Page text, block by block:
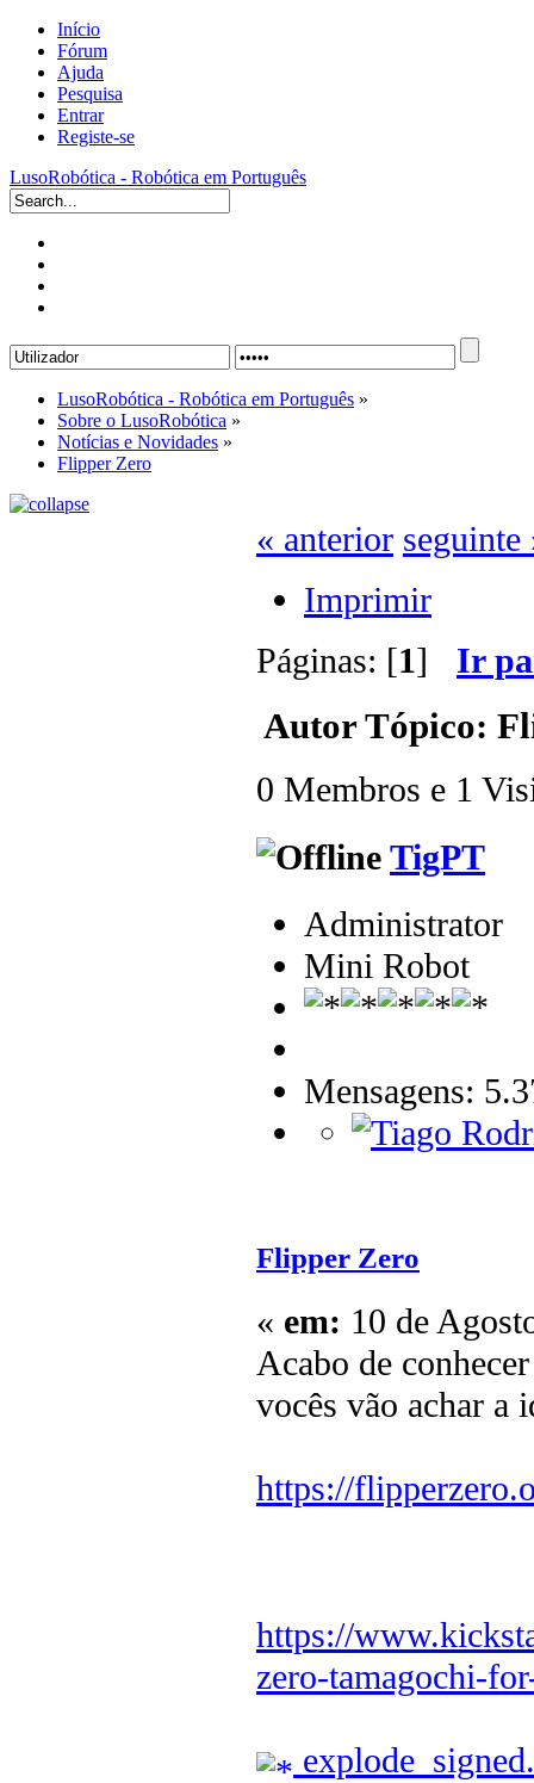
Início
Fórum
Ajuda
Pesquisa
Entrar
Registe-se
LusoRobótica - Robótica em Português
LusoRobótica - Robótica em Português »
Sobre o LusoRobótica »
Notícias e Novidades »
Flipper Zero
« anterior seguinte
Imprimir
Páginas: [1] Ir
AutorTópico:
0 Membros e 1
TigPT
Administrator
Mini Robot
Mensagens:
Flipper Zero
« em: 10 de
Acabo de
vocês vão achar a
https://
https://
zero-tamagochi-